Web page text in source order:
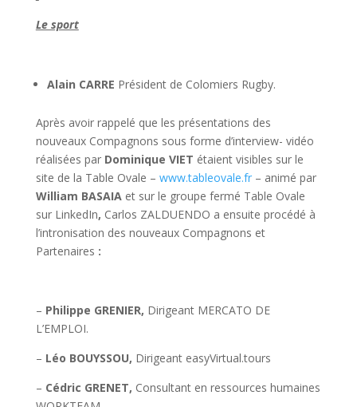
Le sport
Alain CARRE Président de Colomiers Rugby.
Après avoir rappelé que les présentations des
nouveaux Compagnons sous forme d’interview- vidéo
réalisées par Dominique VIET étaient visibles sur le
site de la Table Ovale – www.tableovale.fr– animé par
William BASAIA et sur le groupe fermé Table Ovale
sur LinkedIn, Carlos ZALDUENDO a ensuite procédé à
l’intronisation des nouveaux Compagnons et
Partenaires :
– Philippe GRENIER, Dirigeant MERCATO DE
L’EMPLOI.
– Léo BOUYSSOU, Dirigeant easyVirtual.tours
– Cédric GRENET, Consultant en ressources humaines